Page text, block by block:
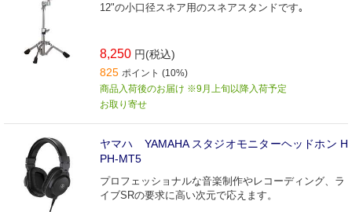
12"の小口径スネア用のスネアスタンドです｡
8,250 円(税込)
825 ポイント (10%)
商品入荷後のお届け ※9月上旬以降入荷予定
お取り寄せ
ヤマハ YAMAHA スタジオモニターヘッドホン H
PH-MT5
プロフェッショナルな音楽制作やレコーディング、ラ
イブSRの要求に高い次元で応えます。